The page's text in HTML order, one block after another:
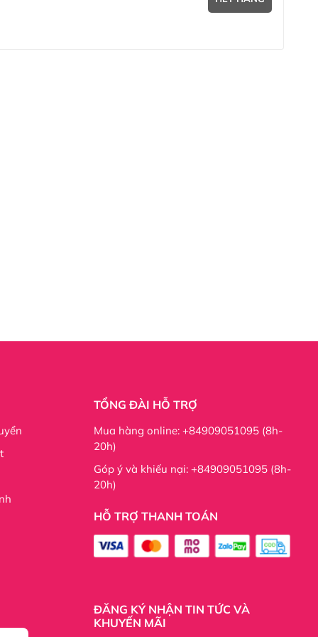
TỔNG ĐÀI HỖ TRỢ
Mua hàng online: +84909051095 (8h-
20h)
Góp ý và khiếu nại: +84909051095 (8h-
20h)
HỖ TRỢ THANH TOÁN
ĐĂNG KÝ NHẬN TIN TỨC VÀ
KHUYẾN MÃI